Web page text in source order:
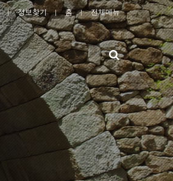
정보찾기 홈 전체메뉴
검
색